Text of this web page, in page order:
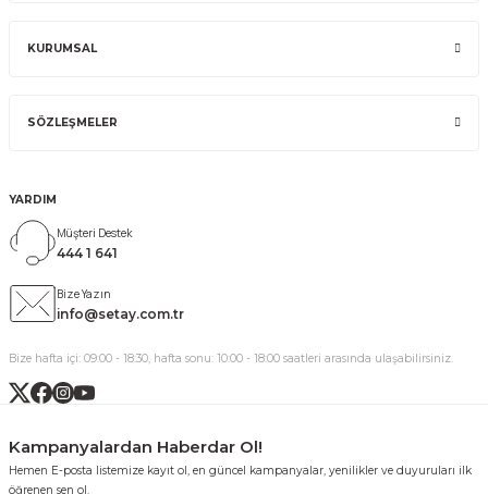
KURUMSAL
SÖZLEŞMELER
YARDIM
Müşteri Destek
444 1 641
Bize Yazın
info@setay.com.tr
Bize hafta içi: 09:00 - 18:30, hafta sonu: 10:00 - 18:00 saatleri arasında ulaşabilirsiniz.
Kampanyalardan Haberdar Ol!
Hemen E-posta listemize kayıt ol, en güncel kampanyalar, yenilikler ve duyuruları ilk
öğrenen sen ol.